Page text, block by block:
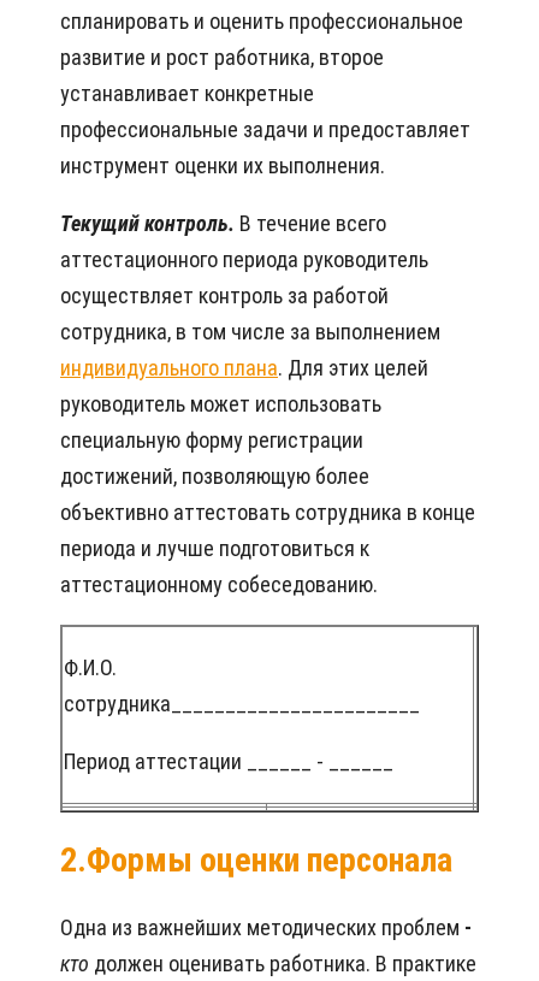
спланировать и оценить профессиональное
развитие и рост работника, второе
устанавливает конкретные
профессиональные задачи и предоставляет
инструмент оценки их выполнения.
Текущий контроль. В течение всего
аттестационного периода руководитель
осуществляет контроль за работой
сотрудника, в том числе за выполнением
индивидуального плана. Для этих целей
руководитель может использовать
специальную форму регистрации
достижений, позволяющую более
объективно аттестовать сотрудника в конце
периода и лучше подготовиться к
аттестационному собеседованию.
Ф.И.О.
сотрудника_______________________
Период аттестации ______ - ______
2.Формы оценки персонала
Одна из важнейших методических проблем -
кто должен оценивать работника. В практике